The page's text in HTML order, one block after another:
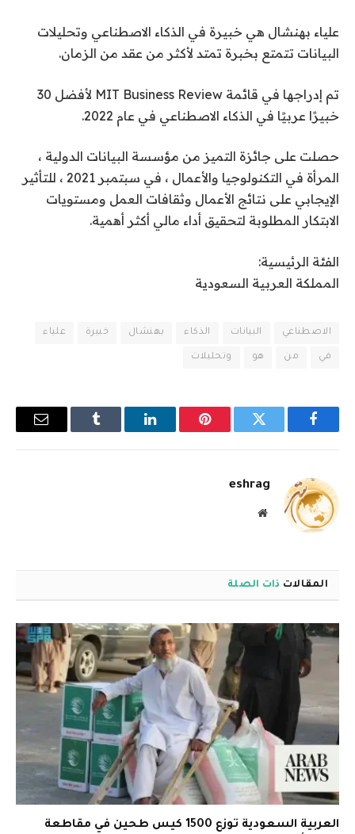
علياء بهنشال هي خبيرة في الذكاء الاصطناعي وتحليلات
البيانات تتمتع بخبرة تمتد لأكثر من عقد من الزمان.
تم إدراجها في قائمة MIT Business Review لأفضل 30
خبيرًا عربيًا في الذكاء الاصطناعي في عام 2022.
حصلت على جائزة التميز من مؤسسة البيانات الدولية ،
المرأة في التكنولوجيا والأعمال ، في سبتمبر 2021 ، للتأثير
الإيجابي على نتائج الأعمال وثقافات العمل ومستويات
الابتكار المطلوبة لتحقيق أداء مالي أكثر أهمية.
الفئة الرئيسية:
المملكة العربية السعودية
الاصطناعي البيانات الذكاء بهنشال خبيرة علياء
في من هو وتحليلات
فيسبوك تويتر بينتيريستلينكدإن Tumblr
البريد
eshrag
موقع
المقالات ذات الصلة
العربية السعودية توزع 1500 كيس طحين في مقاطعة